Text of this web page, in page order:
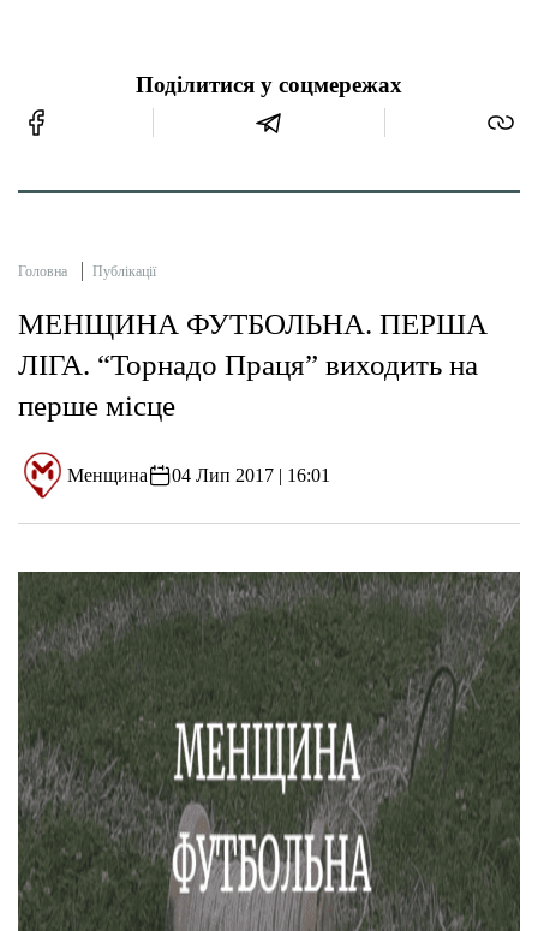
Поділитися у соцмережах
Головна Публікації
МЕНЩИНА ФУТБОЛЬНА. ПЕРША
ЛІГА. “Торнадо Праця” виходить на
перше місце
Менщина 04 Лип 2017 | 16:01